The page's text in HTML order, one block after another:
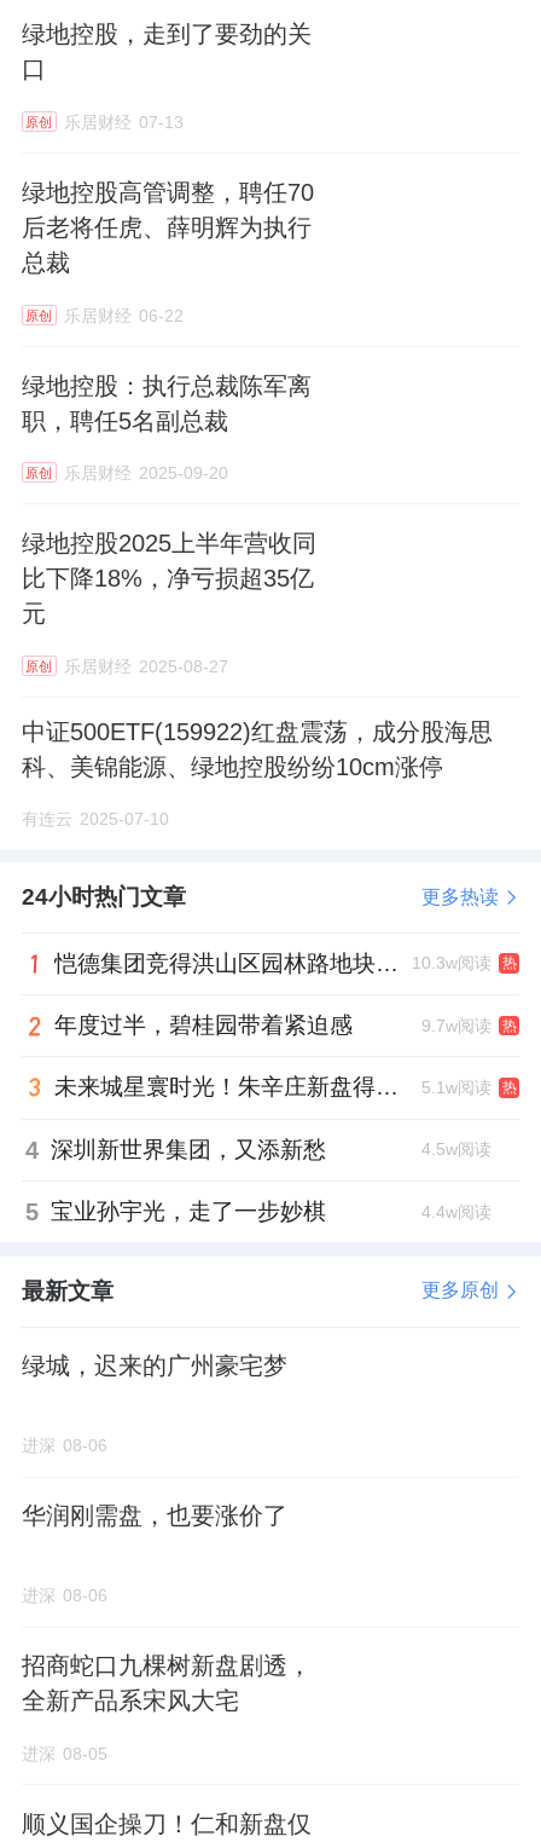
绿地控股，走到了要劲的关
口
原创 乐居财经 07-13
绿地控股高管调整，聘任70
后老将任虎、薛明辉为执行
总裁
原创 乐居财经 06-22
绿地控股：执行总裁陈军离
职，聘任5名副总裁
原创 乐居财经 2025-09-20
绿地控股2025上半年营收同
比下降18%，净亏损超35亿
元
原创 乐居财经 2025-08-27
中证500ETF(159922)红盘震荡，成分股海思
科、美锦能源、绿地控股纷纷10cm涨停
有连云 2025-07-10
24小时热门文章 更多热读
恺德集团竞得洪山区园林路地块，引入贝好家C2M产品定位及营销服务 10.3w阅读 热
年度过半，碧桂园带着紧迫感 9.7w阅读 热
未来城星寰时光！朱辛庄新盘得房率创新高 5.1w阅读 热
4 深圳新世界集团，又添新愁 4.5w阅读
5 宝业孙宇光，走了一步妙棋 4.4w阅读
最新文章 更多原创
绿城，迟来的广州豪宅梦
进深 08-06
华润刚需盘，也要涨价了
进深 08-06
招商蛇口九棵树新盘剧透，
全新产品系宋风大宅
进深 08-05
顺义国企操刀！仁和新盘仅